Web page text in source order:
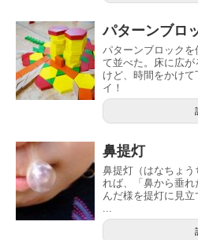
パターンブロ
パターンブロック
て並べた。床に広
けど、時間をかけ
イ！
鼻提灯
鼻提灯（はなちょう
れば、「鼻から垂
んだ様を提灯に見立